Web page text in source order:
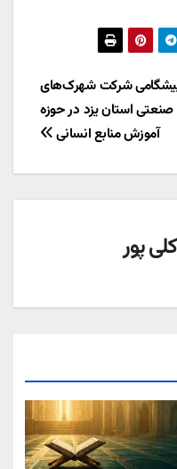
شرکت شهرک‌های
صنعتی استان یزد در حوزه
آموزش منابع انسانی
پور